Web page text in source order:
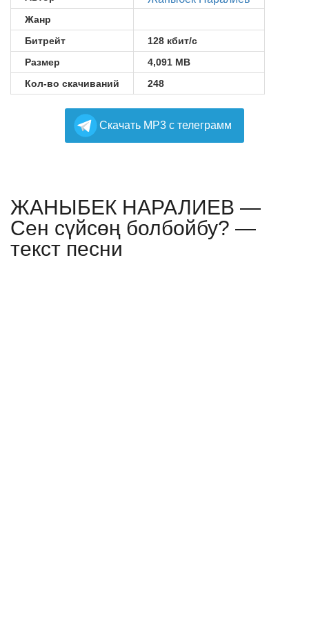
Жанр
Битрейт
128 кбит/с
Размер
4,091 MB
Кол-во скачиваний
248
Cкачать MP3 с телеграмм
ЖАНЫБЕК НАРАЛИЕВ —
Сен сүйсөң болбойбу? —
текст песни